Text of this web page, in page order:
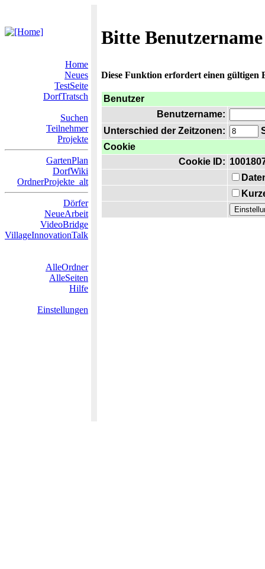
Bitte
Home
Neues
TestSeite
DorfTratsch
Suchen
Teilnehmer
Projekte
GartenPlan
DorfWiki
OrdnerProjekte_alt
Dörfer
NeueArbeit
VideoBridge
VillageInnovationTalk
AlleOrdner
AlleSeiten
Hilfe
Einstellungen
Diese Funktion erfordert einen gültigen
Benutzer
Benutzername:
Unterschied der Zeitzonen:
Cookie
Cookie ID: